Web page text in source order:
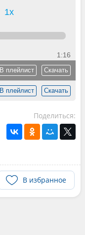
1x
1:16
В плейлист Скачать
В плейлист Скачать
Поделиться:
В избранное